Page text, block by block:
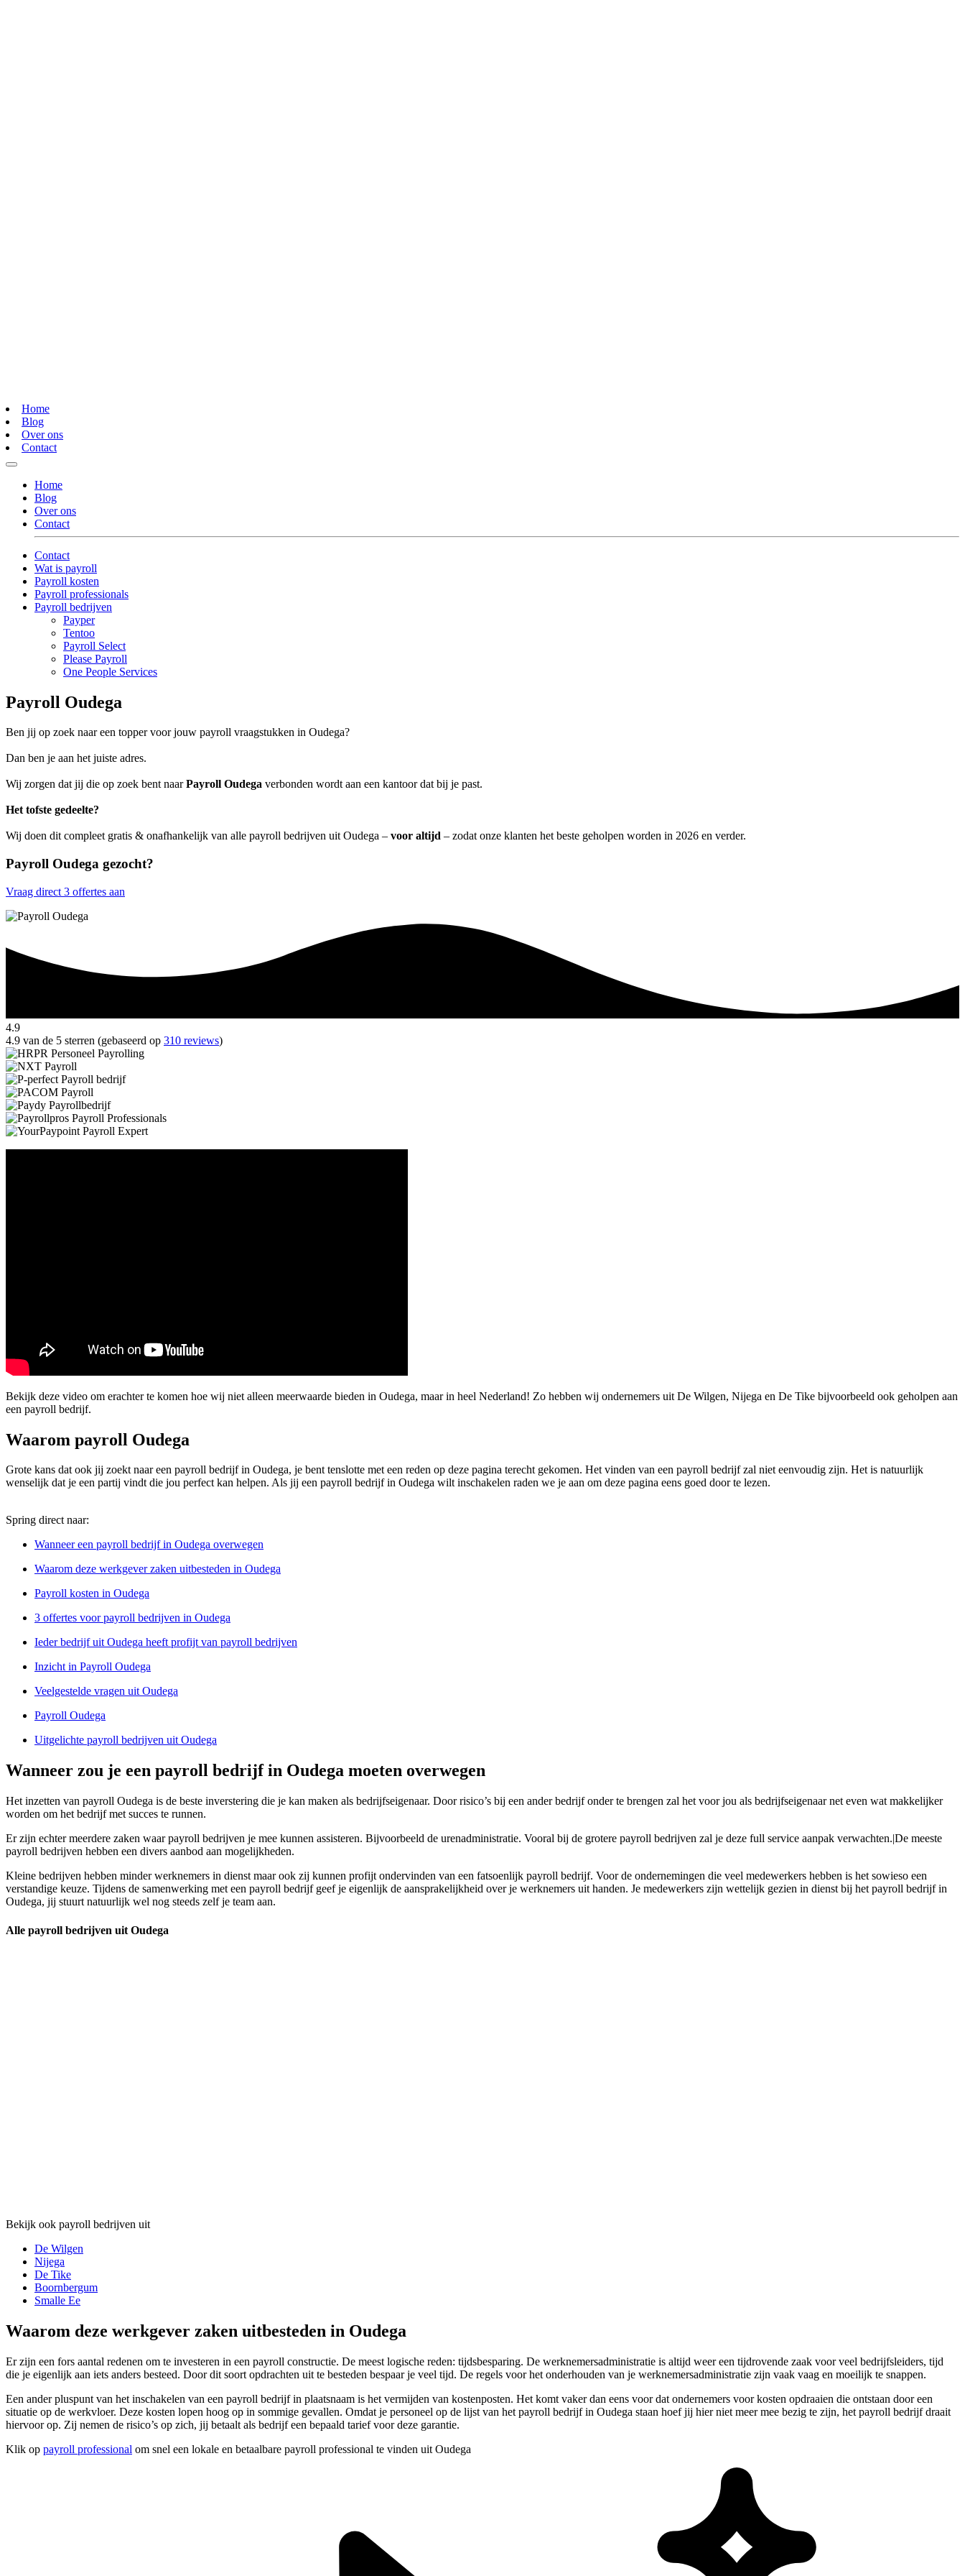
Home
Blog
Over ons
Contact
Home
Blog
Over ons
Contact
Contact
Wat is payroll
Payroll kosten
Payroll professionals
Payroll bedrijven
Payper
Tentoo
Payroll Select
Please Payroll
One People Services
Payroll Oudega
Ben jij op zoek naar een topper voor jouw payroll vraagstukken in Oudega?
Dan ben je aan het juiste adres.
Wij zorgen dat jij die op zoek bent naarPayroll Oudega verbonden wordt aan een kantoor dat bij je past.
Het tofste gedeelte?
Wij doen dit compleet gratis & onafhankelijk van alle payroll bedrijven uit Oudega – voor altijd – zodat onze klanten het beste geholpen worden in 2026 en verder.
Payroll Oudega gezocht?
Vraag direct 3 offertes aan
4.9
4.9 van de 5 sterren (gebaseerd op 310 reviews)
Bekijk deze video om erachter te komen hoe wij niet alleen meerwaarde bieden in Oudega, maar in heel Nederland! Zo hebben wij ondernemers uit De Wilgen, Nijega en De Tike bijvoorbeeld ook geholpen aan
een payroll bedrijf.
Waarom payroll Oudega
Grote kans dat ook jij zoekt naar een payroll bedrijf in Oudega, je bent tenslotte met een reden op deze pagina terecht gekomen. Het vinden van een payroll bedrijf zal niet eenvoudig zijn. Het is natuurlijk
wenselijk dat je een partij vindt die jou perfect kan helpen. Als jij een payroll bedrijf in Oudega wilt inschakelen raden we je aan om deze pagina eens goed door te lezen.
Spring direct naar:
Wanneer een payroll bedrijf in Oudega overwegen
Waarom deze werkgever zaken uitbesteden in Oudega
Payroll kosten in Oudega
3 offertes voor payroll bedrijven in Oudega
Ieder bedrijf uit Oudega heeft profijt van payroll bedrijven
Inzicht in Payroll Oudega
Veelgestelde vragen uit Oudega
Payroll Oudega
Uitgelichte payroll bedrijven uit Oudega
Wanneer zou je een payroll bedrijf in Oudega moeten overwegen
Het inzetten van payroll Oudega is de beste inverstering die je kan maken als bedrijfseigenaar. Door risico’s bij een ander bedrijf onder te brengen zal het voor jou als bedrijfseigenaar net even wat makkelijker
worden om het bedrijf met succes te runnen.
Er zijn echter meerdere zaken waar payroll bedrijven je mee kunnen assisteren. Bijvoorbeeld de urenadministratie. Vooral bij de grotere payroll bedrijven zal je deze full service aanpak verwachten.|De meeste
payroll bedrijven hebben een divers aanbod aan mogelijkheden.
Kleine bedrijven hebben minder werknemers in dienst maar ook zij kunnen profijt ondervinden van een fatsoenlijk payroll bedrijf. Voor de ondernemingen die veel medewerkers hebben is het sowieso een
verstandige keuze. Tijdens de samenwerking met een payroll bedrijf geef je eigenlijk de aansprakelijkheid over je werknemers uit handen. Je medewerkers zijn wettelijk gezien in dienst bij het payroll bedrijf in
Oudega, jij stuurt natuurlijk wel nog steeds zelf je team aan.
Alle payroll bedrijven uit Oudega
Bekijk ook payroll bedrijven uit
De Wilgen
Nijega
De Tike
Boornbergum
Smalle Ee
Waarom deze werkgever zaken uitbesteden in Oudega
Er zijn een fors aantal redenen om te investeren in een payroll constructie. De meest logische reden: tijdsbesparing. De werknemersadministratie is altijd weer een tijdrovende zaak voor veel bedrijfsleiders, tijd
die je eigenlijk aan iets anders besteed. Door dit soort opdrachten uit te besteden bespaar je veel tijd. De regels voor het onderhouden van je werknemersadministratie zijn vaak vaag en moeilijk te snappen.
Een ander pluspunt van het inschakelen van een payroll bedrijf in plaatsnaam is het vermijden van kostenposten. Het komt vaker dan eens voor dat ondernemers voor kosten opdraaien die ontstaan door een
situatie op de werkvloer. Deze kosten lopen hoog op in sommige gevallen. Omdat je personeel op de lijst van het payroll bedrijf in Oudega staan hoef jij hier niet meer mee bezig te zijn, het payroll bedrijf draait
hiervoor op. Zij nemen de risico’s op zich, jij betaalt als bedrijf een bepaald tarief voor deze garantie.
Klik op payroll professional om snel een lokale en betaalbare payroll professional te vinden uit Oudega